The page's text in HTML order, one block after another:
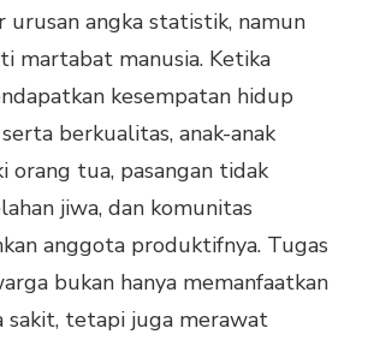
urusan angka statistik, namun
martabat manusia. Ketika
kesempatan hidup
berkualitas, anak-anak
orang tua, pasangan tidak
jiwa, dan komunitas
anggota produktifnya. Tugas
bukan hanya memanfaatkan
sakit, tetapi juga merawat